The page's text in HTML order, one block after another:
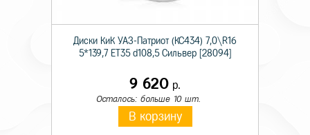
Диски КиК УАЗ-Патриот (КС434) 7,0\R16
5*139,7 ET35 d108,5 Сильвер [28094]
9 620 р.
Осталось: больше 10 шт.
В корзину